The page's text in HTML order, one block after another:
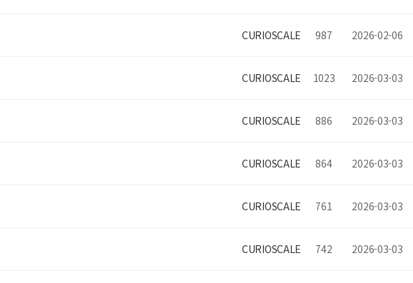
CURIOSCALE 987 2026-02-06
CURIOSCALE 1023 2026-03-03
CURIOSCALE 886 2026-03-03
CURIOSCALE 864 2026-03-03
CURIOSCALE 761 2026-03-03
CURIOSCALE 742 2026-03-03